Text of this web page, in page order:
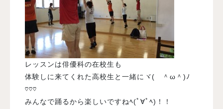
レッスンは俳優科の在校生も
体験しに来てくれた高校生と一緒にヾ( ＾ω＾)ﾉ
♡♡♡
みんなで踊るから楽しいですねﾍ(ﾟ∀ﾟﾍ)！！